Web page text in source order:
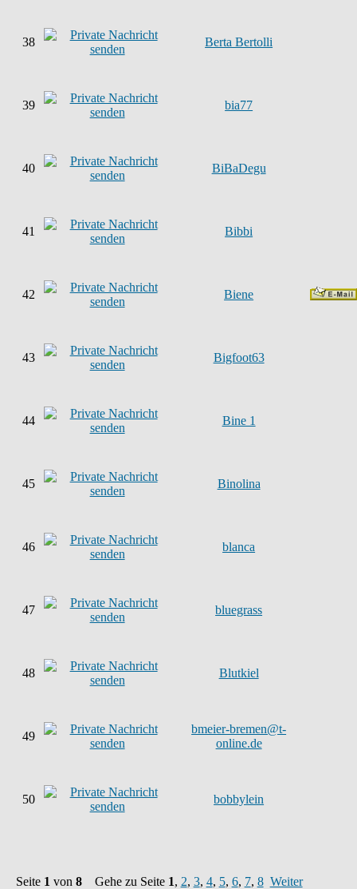
38 Berta Bertolli
39 bia77
40 BiBaDegu
41 Bibbi
42 Biene
43 Bigfoot63
44 Bine 1
45 Binolina
46 blanca
47 bluegrass
48 Blutkiel
49
bmeier-bremen@t-
online.de
50 bobbylein
Seite 1 von 8Gehe zu Seite 1, 2, 3, 4, 5, 6, 7, 8 Weiter